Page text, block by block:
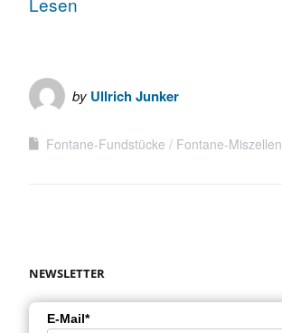
by Ullrich Junker
Fontane-Fundstücke Fontane-Miszellen
NEWSLETTER
E-Mail*